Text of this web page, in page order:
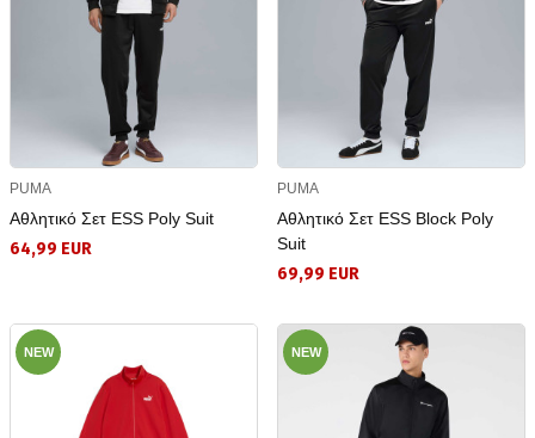
PUMA
Αθλητικό Σετ ESS Poly Suit
64,99 EUR
PUMA
Αθλητικό Σετ ESS Block Poly
Suit
69,99 EUR
NEW NEW